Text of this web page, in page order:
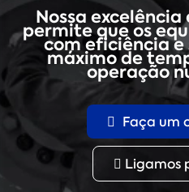
Nossa
permite que os
com eficiência
máximo de
operação
Faça um
Ligamos